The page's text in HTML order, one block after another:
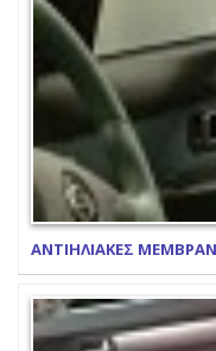
ΑΝΤΙΗΛΙΑΚΕΣ